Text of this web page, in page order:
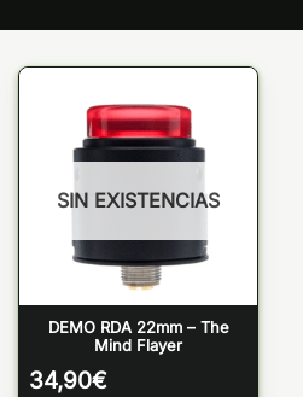
SIN EXISTENCIAS
DEMO RDA 22mm – The
Mind Flayer
34,90€